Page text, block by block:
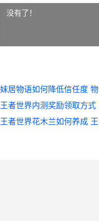
没有了！
王者世界花木兰如何养成